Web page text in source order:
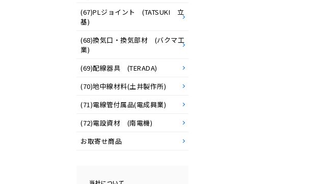
(67)PLジョイント (TATSUKI 立
基)
(68)換気口・換気部材 (バクマ工
業)
(69)配線器具 (TERADA)
(70)地中線材料(土井製作所)
(71)電線管付属品(電成興業)
(72)電設資材 (南電機)
お取寄せ商品